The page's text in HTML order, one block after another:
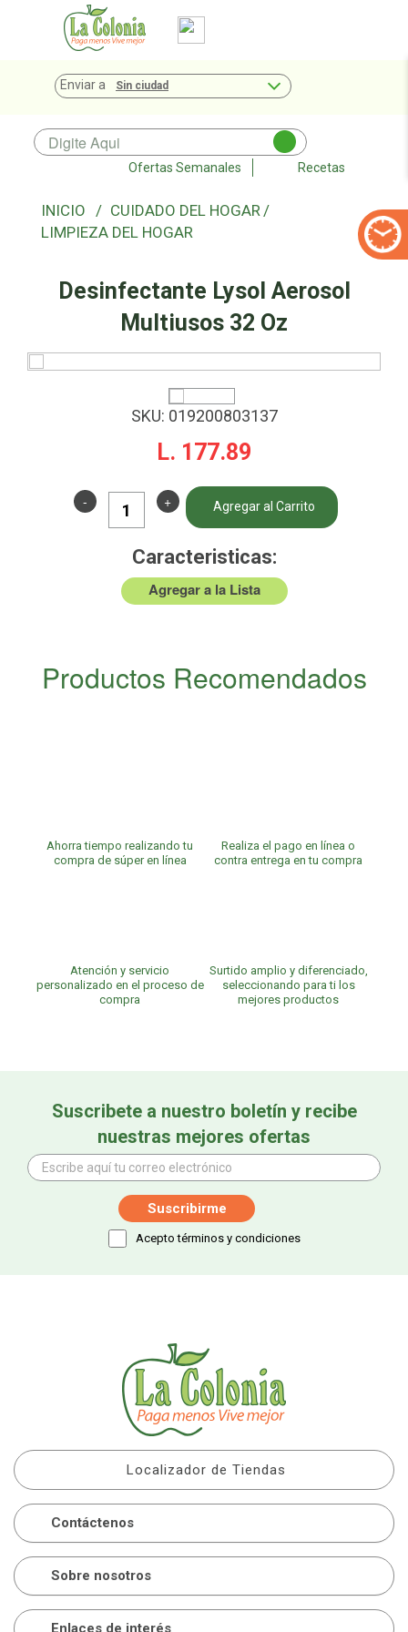
Enviar a Sin ciudad
Ofertas Semanales Recetas
CUIDADO DEL HOGAR
LIMPIEZA DEL HOGAR
Desinfectante Lysol Aerosol
Multiusos 32 Oz
SKU: 019200803137
L. 177.89
- + Agregar al Carrito
Caracteristicas:
Agregar a la Lista
Productos Recomendados
Ahorra tiempo realizando tu
compra de súper en línea
Realiza el pago en línea o
contra entrega en tu compra
Atención y servicio
personalizado en el proceso de
compra
Surtido amplio y diferenciado,
seleccionando para ti los
mejores productos
Suscribete a nuestro boletín y recibe
nuestras mejores ofertas
Acepto términos y condiciones
Localizador de Tiendas
Contáctenos
Sobre nosotros
Enlaces de interés